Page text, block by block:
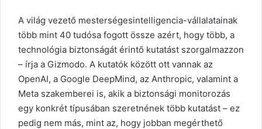
A világ vezető mesterségesintelligencia-vállalatainak
több mint 40 tudósa fogott össze azért, hogy több, a
technológia biztonságát érintő kutatást szorgalmazzon
– írja a Gizmodo. A kutatók között ott vannak az
OpenAI, a Google DeepMind, az Anthropic, valamint a
Meta szakemberei is, akik a biztonsági monitorozás
egy konkrét típusában szeretnének több kutatást – ez
pedig nem más, mint az, hogy jobban megérthető